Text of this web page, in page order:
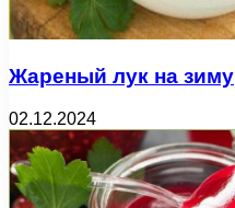
Жареный лук на зиму
02.12.2024